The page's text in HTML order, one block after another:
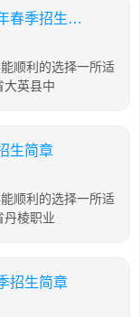
四川省大英县中等职业技术学校2026年春季招生简章
顺利的选择一所适
大英县中
生简章
顺利的选择一所适
丹棱职业
招生简章